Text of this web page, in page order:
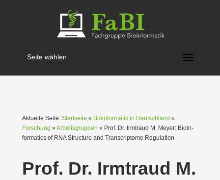
Seite wählen
Aktuelle Seite: Startseite » Bioinformatik in Deutschland »
Forschung » Arbeitsgruppen » Prof. Dr. Irmtraud M. Meyer: Bioin­
for­matics of RNA Structure and Transcriptome Regulation
Prof. Dr. Irmtraud M.